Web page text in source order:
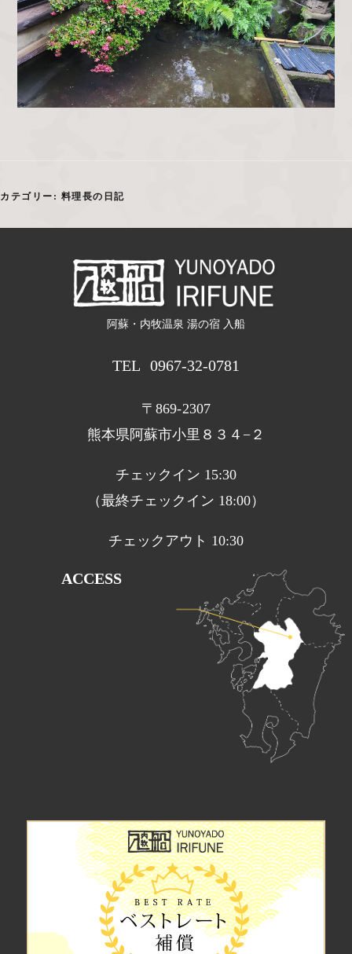
カテゴリー: 料理長の日記
阿蘇・内牧温泉 湯の宿 入船
TEL 0967-32-0781
〒869-2307
熊本県阿蘇市小里８３４−２
チェックイン 15:30
（最終チェックイン 18:00）
チェックアウト 10:30
ACCESS